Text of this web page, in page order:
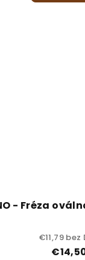
- Fréza
€11,79 bez